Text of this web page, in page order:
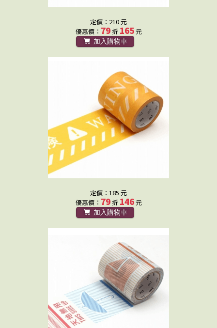
定價：210 元
優惠價： 79折 165元
加入購物車
定價：185 元
優惠價： 79折 146元
加入購物車